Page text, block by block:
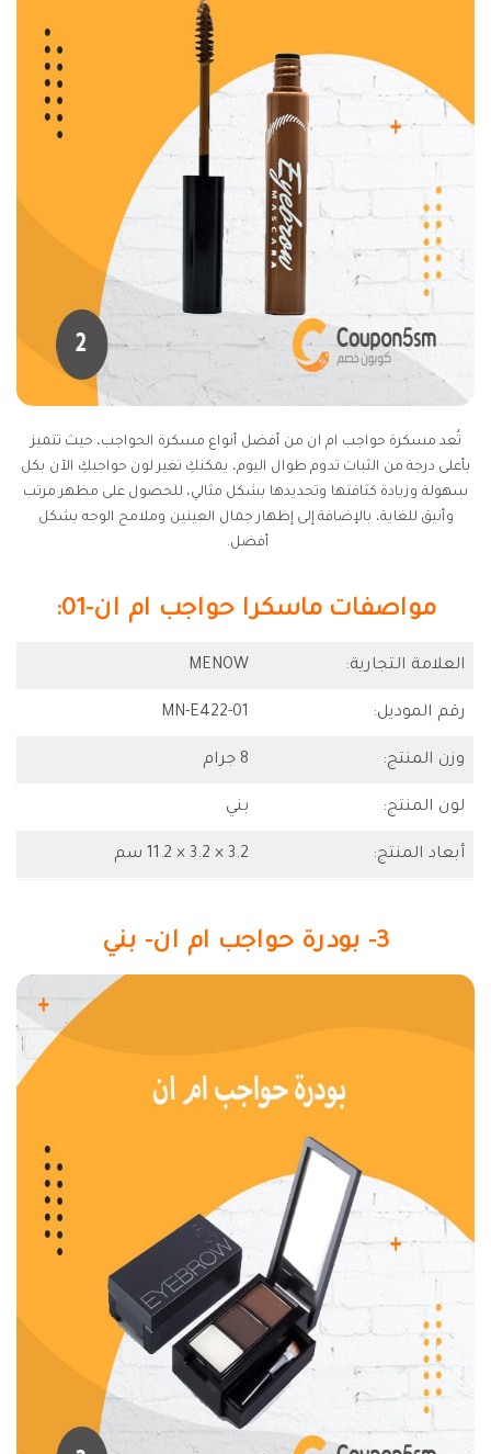
تُعد مسكرة حواجب ام ان من أفضل أنواع مسكرة الحواجب، حيث تتميز
بأعلى درجة من الثبات تدوم طوال اليوم، يمكنكِ تغير لون حواجبكِ الآن بكل
سهولة وزيادة كثافتها وتحديدها بشكل مثالي، للحصول على مظهر مرتب
وأنيق للغاية، بالإضافة إلى إظهار جمال العينين وملامح الوجه بشكل
أفضل.
مواصفات ماسكرا حواجب ام ان-01:
العلامة التجارية: MENOW
رقم الموديل: MN-E422-01
وزن المنتج: 8 جرام
لون المنتج: بني
أبعاد المنتج: 3.2 × 3.2 × 11.2 سم
3- بودرة حواجب ام ان- بني